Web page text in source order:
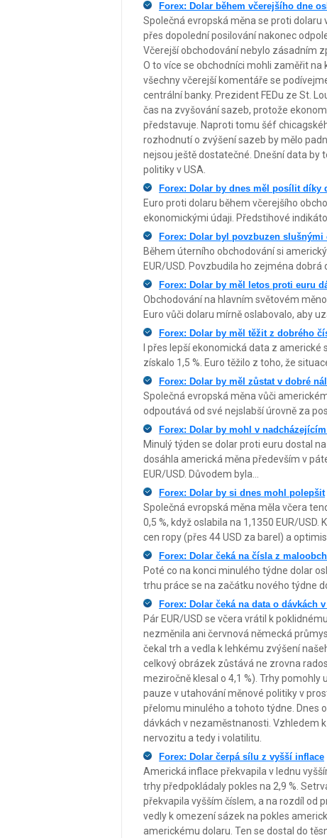
Forex: Dolar během včerejšího dne
Společná evropská měna se proti
přes dopolední posilování nakonec
Včerejší obchodování nebylo zásadním
O to více se obchodníci mohli zaměřit
všechny včerejší komentáře se
centrální banky. Prezident FEDu ze St.
čas na zvyšování sazeb, protože
představuje. Naproti tomu šéf
rozhodnutí o zvýšení sazeb by mělo
nejsou ještě dostatečné. Dnešní data by
politiky v USA.
Forex: Dolar by dnes měl posílit díky
Euro proti dolaru během včerejšího
ekonomickými údaji. Předstihové
Forex: Dolar byl povzbuzen
Během úterního obchodování si
EUR/USD. Povzbudila ho zejména dobrá
Forex: Dolar by měl letos proti euru
Obchodování na hlavním světovém
Euro vůči dolaru mírně oslabovalo, aby
Forex: Dolar by měl těžit z dobrého
I přes lepší ekonomická data z
získalo 1,5 %. Euro těžilo z toho, že
Forex: Dolar by měl zůstat v dobré
Společná evropská měna vůči
odpoutává od své nejslabší úrovně za
Forex: Dolar by mohl v
Minulý týden se dolar proti euru dostal
dosáhla americká měna především v
EUR/USD. Důvodem byla...
Forex: Dolar by si dnes mohl polepšit
Společná evropská měna měla včera
0,5 %, když oslabila na 1,1350 EUR/
cen ropy (přes 44 USD za barel) a
Forex: Dolar čeká na čísla z
Poté co na konci minulého týdne dolar
trhu práce se na začátku nového týdne
Forex: Dolar čeká na data o dávkách
Pár EUR/USD se včera vrátil k
nezměnila ani červnová německá
čekal trh a vedla k lehkému zvýšení
celkový obrázek zůstává ne zrovna
meziročně klesal o 4,1 %). Trhy
pauze v utahování měnové politiky v
přelomu minulého a tohoto týdne. Dnes
dávkách v nezaměstnanosti. Vzhledem
nervozitu a tedy i volatilitu.
Forex: Dolar čerpá sílu z vyšší inflace
Americká inflace překvapila v lednu
trhy předpokládaly pokles na 2,9 %.
překvapila vyšším číslem, a na rozdíl od
vedly k omezení sázek na pokles
americkému dolaru. Ten se dostal do